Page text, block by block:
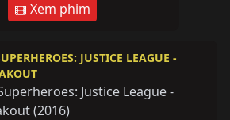
Xem phim
JUSTICE LEAGUE -
Justice League -
(2016)